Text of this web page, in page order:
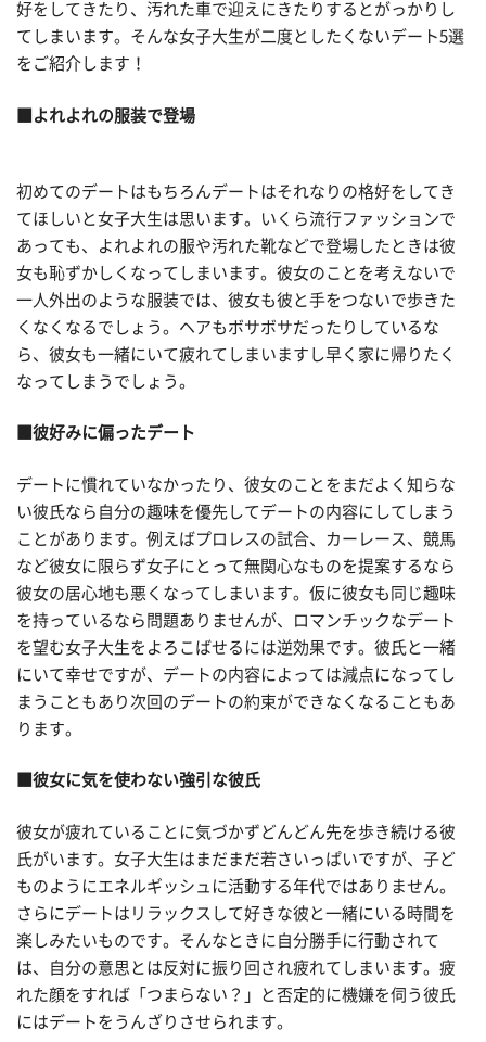
好をしてきたり、汚れた車で迎えにきたりするとがっかりし
てしまいます。そんな女子大生が二度としたくないデート5選
をご紹介します！
■よれよれの服装で登場
初めてのデートはもちろんデートはそれなりの格好をしてき
てほしいと女子大生は思います。いくら流行ファッションで
あっても、よれよれの服や汚れた靴などで登場したときは彼
女も恥ずかしくなってしまいます。彼女のことを考えないで
一人外出のような服装では、彼女も彼と手をつないで歩きた
くなくなるでしょう。ヘアもボサボサだったりしているな
ら、彼女も一緒にいて疲れてしまいますし早く家に帰りたく
なってしまうでしょう。
■彼好みに偏ったデート
デートに慣れていなかったり、彼女のことをまだよく知らな
い彼氏なら自分の趣味を優先してデートの内容にしてしまう
ことがあります。例えばプロレスの試合、カーレース、競馬
など彼女に限らず女子にとって無関心なものを提案するなら
彼女の居心地も悪くなってしまいます。仮に彼女も同じ趣味
を持っているなら問題ありませんが、ロマンチックなデート
を望む女子大生をよろこばせるには逆効果です。彼氏と一緒
にいて幸せですが、デートの内容によっては減点になってし
まうこともあり次回のデートの約束ができなくなることもあ
ります。
■彼女に気を使わない強引な彼氏
彼女が疲れていることに気づかずどんどん先を歩き続ける彼
氏がいます。女子大生はまだまだ若さいっぱいですが、子ど
ものようにエネルギッシュに活動する年代ではありません。
さらにデートはリラックスして好きな彼と一緒にいる時間を
楽しみたいものです。そんなときに自分勝手に行動されて
は、自分の意思とは反対に振り回され疲れてしまいます。疲
れた顔をすれば「つまらない？」と否定的に機嫌を伺う彼氏
にはデートをうんざりさせられます。